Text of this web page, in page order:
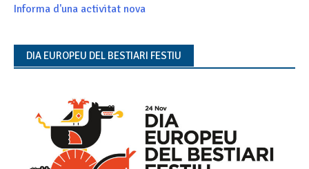
Informa d'una activitat nova
DIA EUROPEU DEL BESTIARI FESTIU